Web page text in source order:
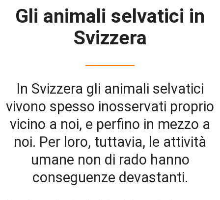
Gli animali selvatici in
Svizzera
In Svizzera gli animali selvatici
vivono spesso inosservati proprio
vicino a noi, e perfino in mezzo a
noi. Per loro, tuttavia, le attività
umane non di rado hanno
conseguenze devastanti.